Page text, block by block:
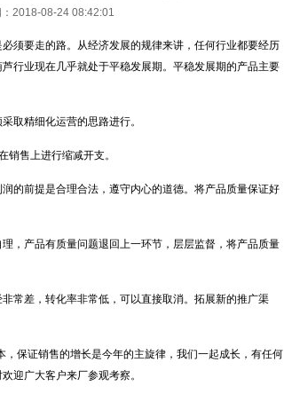
2018-08-24 08:42:01
须要走的路。从经济发展的规律来讲，任何行业都要经历
行业现在几乎就处于平稳发展期。平稳发展期的产品主要
取精细化运营的思路进行。
售上进行缩减开支。
的前提是合理合法，遵守内心的道德。将产品质量保证好
，产品有质量问题退回上一环节，层层监督，将产品质量
常差，转化率非常低，可以直接取消。拓展新的推广渠
保证销售的增长是今年的主旋律，我们一起成长，有任何
迎广大客户来厂参观考察。